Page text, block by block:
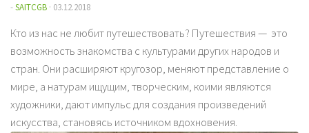
-SAITCGB · 03.12.2018
Кто из нас не любит путешествовать? Путешествия — это
возможность знакомства с культурами других народов и
стран. Они расширяют кругозор, меняют представление о
мире, а натурам ищущим, творческим, коими являются
художники, дают импульс для создания произведений
искусства, становясь источником вдохновения.